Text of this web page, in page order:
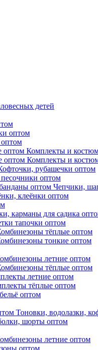
детей
оптом
Комплекты и
Комплекты и
рубашечки оптом
оптом
Чепчики,
клеёнки оптом
тапочки оптом
тёплые оптом
тонкие оптом
летние оптом
тёплые оптом
летние оптом
тёплые оптом
оптом
Тоновки, водолазки,
шорты оптом
летние оптом
оптом